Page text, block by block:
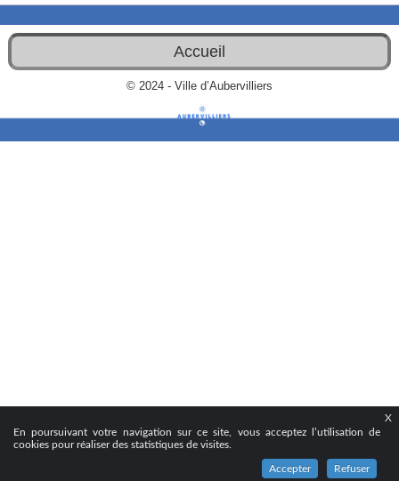
X
En poursuivant votre navigation sur ce site, vous acceptez l’utilisation de
cookies pour réaliser des statistiques de visites.
Accepter Refuser
Accueil
© 2024 - Ville d’Aubervilliers